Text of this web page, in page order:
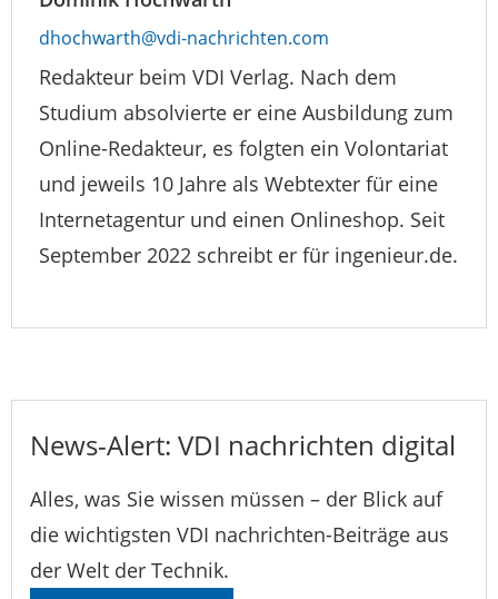
dhochwarth@vdi-nachrichten.com
Redakteur beim VDI Verlag. Nach dem
Studium absolvierte er eine Ausbildung zum
Online-Redakteur, es folgten ein Volontariat
und jeweils 10 Jahre als Webtexter für eine
Internetagentur und einen Onlineshop. Seit
September 2022 schreibt er für ingenieur.de.
News-Alert: VDI nachrichten digital
Alles, was Sie wissen müssen – der Blick auf
die wichtigsten VDI nachrichten-Beiträge aus
der Welt der Technik.